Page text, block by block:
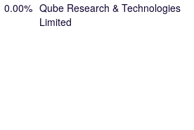
0.00% Qube Research & Technologies
Limited